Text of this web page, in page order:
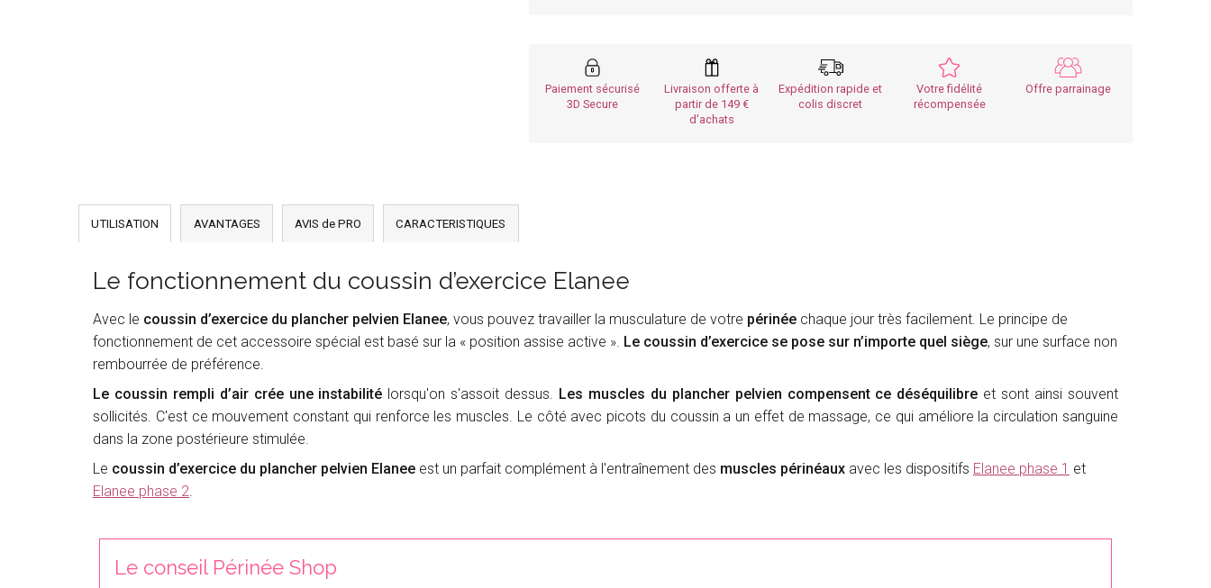
Paiement sécurisé
3D Secure
Livraison offerte à
partir de 149
d'achats
Expédition rapide et
colis discret
Votre fidélité
récompensée
Offre parrainage
UTILISATION AVANTAGES AVIS de PRO CARACTERISTIQUES
Le fonctionnement du coussin d’exercice Elanee
Avec le coussin d’exercice du plancher pelvien Elanee, vous pouvez travailler la musculature de votre périnée chaque jour très facilement. Le principe de
fonctionnement de cet accessoire spécial est basé sur la « position assise active ». Le coussin d’exercice se pose sur n’importe quel siège, sur une surface non
rembourrée de préférence.
Le coussin rempli d’air crée une instabilité lorsqu'on s'assoit dessus. Les muscles du plancher pelvien compensent ce déséquilibre et sont ainsi souvent
sollicités. C'est ce mouvement constant qui renforce les muscles. Le côté avec picots du coussin a un effet de massage, ce qui améliore la circulation sanguine
dans la zone postérieure stimulée.
Le coussin d’exercice du plancher pelvien Elanee est un parfait complément à l'entraînement des muscles périnéaux avec les dispositifs Elanee phase 1 et
Elanee phase 2.
Le conseil Périnée Shop